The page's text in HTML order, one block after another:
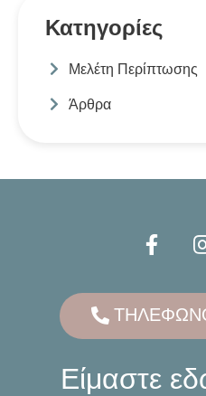
Κατηγορίες
Μελέτη Περίπτωσης
Άρθρα
Είμαστε